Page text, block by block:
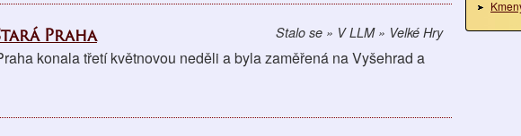
Stalo se » V LLM » Velké Hry
Praha
konala třetí květnovou neděli a byla zaměřená na Vyšehrad a